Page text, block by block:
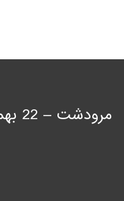
مرودشت – 22 بهمن شمالی